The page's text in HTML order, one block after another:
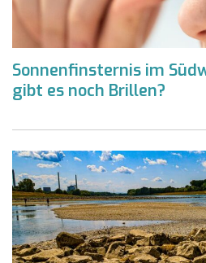
Sonnenfinsternis im
gibt es noch Brillen?